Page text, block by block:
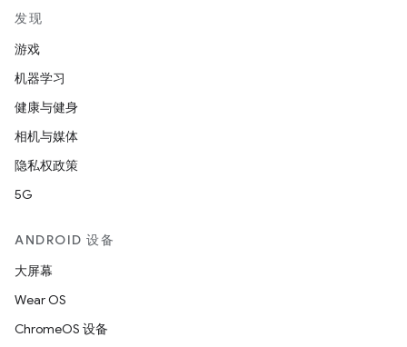
发现
游戏
机器学习
健康与健身
相机与媒体
隐私权政策
5G
ANDROID 设备
大屏幕
Wear OS
ChromeOS 设备